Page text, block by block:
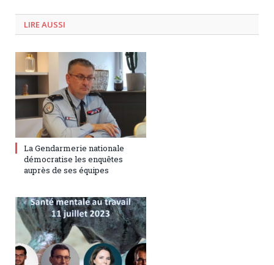
LIRE AUSSI
27 juillet 2023 0
La Gendarmerie nationale
démocratise les enquêtes
auprès de ses équipes